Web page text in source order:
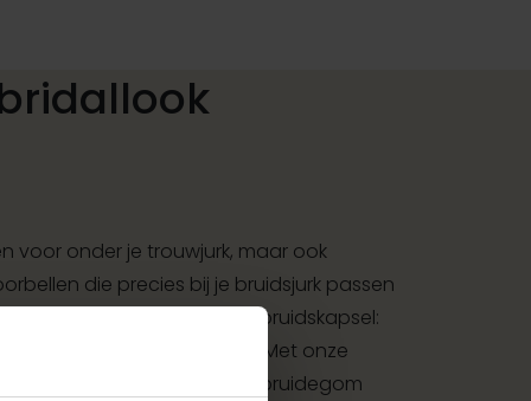
voor onder je trouwjurk, maar ook
die precies bij je bruidsjurk passen
of haarspeld voor je bruidskapsel:
bijpassende accessoires. Met onze
accessoires voor bruid en bruidegom